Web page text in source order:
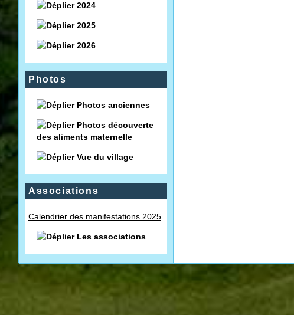
2024
2025
2026
Photos
Photos anciennes
Photos découverte
des aliments maternelle
Vue du village
Associations
Calendrier des manifestations 2025
Les associations